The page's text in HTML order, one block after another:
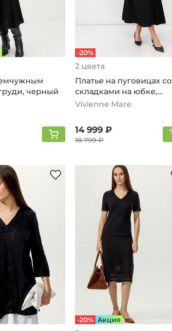
черный
-20%
2 цвета
Платье на пуговицах со
складками на юбке,
черный
Vivienne Mare
14 999 ₽
18 799 ₽
-20% Aкция